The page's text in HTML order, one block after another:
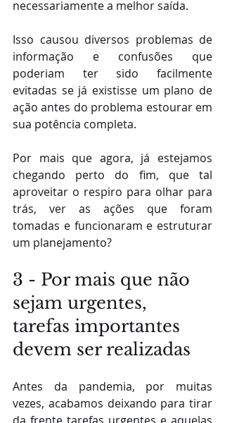
necessariamente a melhor saída.
Isso causou diversos problemas de
informação e confusões que
poderiam ter sido facilmente
evitadas se já existisse um plano de
ação antes do problema estourar em
sua potência completa.
Por mais que agora, já estejamos
chegando perto do fim, que tal
aproveitar o respiro para olhar para
trás, ver as ações que foram
tomadas e funcionaram e estruturar
um planejamento?
3 - Por mais que não
sejam urgentes,
tarefas importantes
devem ser realizadas
Antes da pandemia, por muitas
vezes, acabamos deixando para tirar